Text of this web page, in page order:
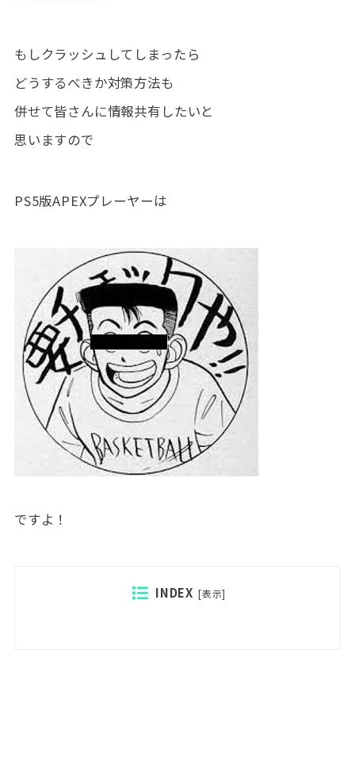
もしクラッシュしてしまったら
どうするべきか対策方法も
併せて皆さんに情報共有したいと
思いますので
PS5版APEXプレーヤーは
ですよ！
INDEX [表示]